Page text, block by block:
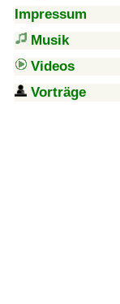
Impressum
Musik
Videos
Vorträge